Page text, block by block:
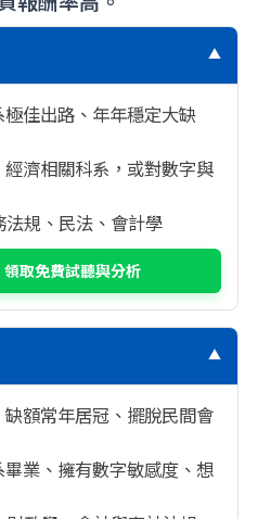
▼
佳出路、年年穩定大缺
濟相關科系，或對數字與
法規、民法、會計學
領取免費試聽與分析
▼
額常年居冠、擺脫民間會
業、擁有數字敏感度、想